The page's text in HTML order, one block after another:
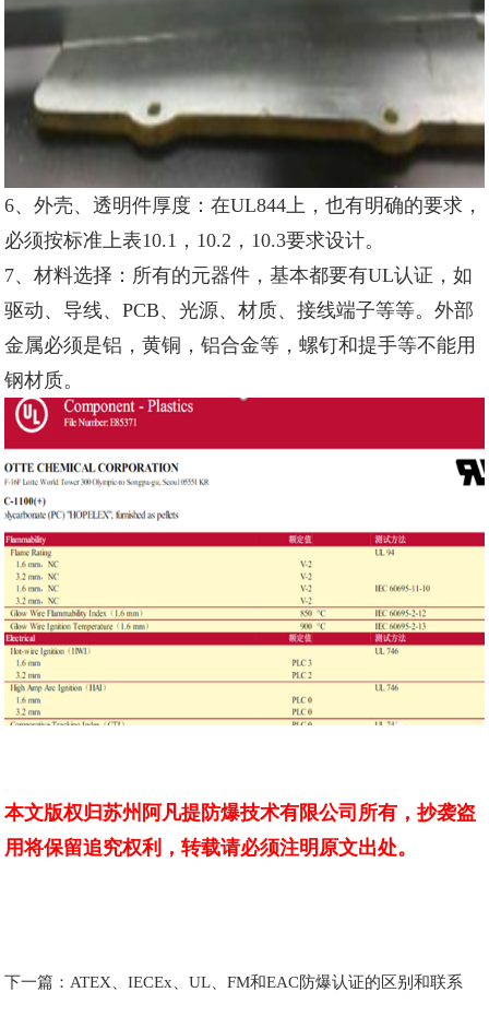
6、外壳、透明件厚度：在UL844上，也有明确的要求，
必须按标准上表10.1，10.2，10.3要求设计。
7、材料选择：所有的元器件，基本都要有UL认证，如
驱动、导线、PCB、光源、材质、接线端子等等。外部
金属必须是铝，黄铜，铝合金等，螺钉和提手等不能用
钢材质。
本文版权归苏州阿凡提防爆技术有限公司所有，抄袭盗
用将保留追究权利，转载请必须注明原文出处。
下一篇：ATEX、IECEx、UL、FM和EAC防爆认证的区别和联系